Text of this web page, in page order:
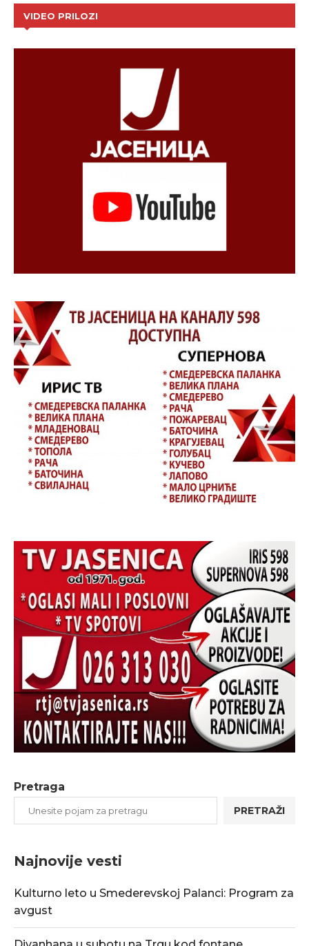
VIDEO PRILOZI
Pretraga
PRETRAŽI
Najnovije vesti
Kulturno leto u Smederevskoj Palanci: Program za
avgust